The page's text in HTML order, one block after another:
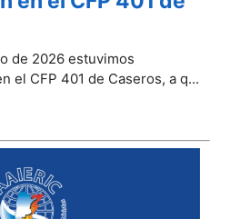
de 2026 estuvimos
el CFP 401 de Caseros, a q...